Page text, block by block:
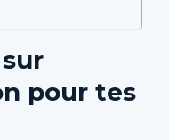
pour tes